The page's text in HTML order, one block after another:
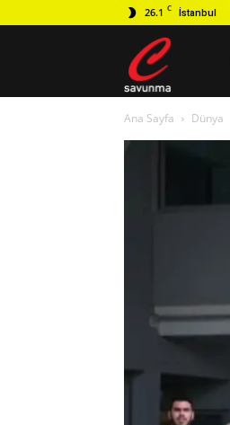
26.1 C İstanbul
Ana Sayfa Dünya